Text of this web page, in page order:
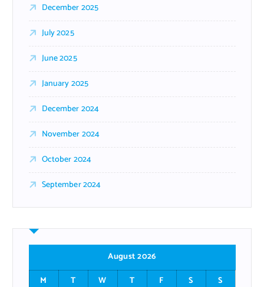
December 2025
July 2025
June 2025
January 2025
December 2024
November 2024
October 2024
September 2024
August 2026
M
T W T F S
S